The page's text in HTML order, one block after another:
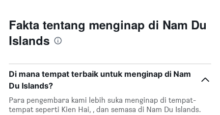
Fakta tentang menginap di Nam Du
Islands
Di mana tempat terbaik untuk menginap di Nam
Du Islands?
Para pengembara kami lebih suka menginap di tempat-
tempat seperti Kien Hai, , dan semasa di Nam Du Islands.